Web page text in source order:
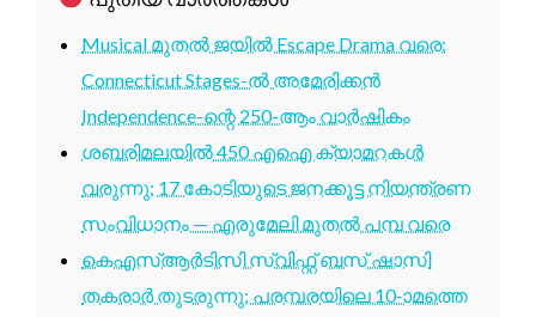
Musical മുതൽ ജയിൽ Escape Drama വരെ:
Connecticut Stages-ൽ അമേരിക്കൻ
Independence-ന്റെ 250-ആം വാർഷികം
ശബരിമലയിൽ 450 എഐ ക്യാമറകൾ
വരുന്നു; 17 കോടിയുടെ ജനക്കൂട്ട നിയന്ത്രണ
സംവിധാനം — എരുമേലി മുതൽ പമ്പ വരെ
കെഎസ്ആർടിസി സ്വിഫ്റ്റ് ബസ് ഷാസി
തകരാർ തുടരുന്നു; പരമ്പരയിലെ 10-ാമത്തെ